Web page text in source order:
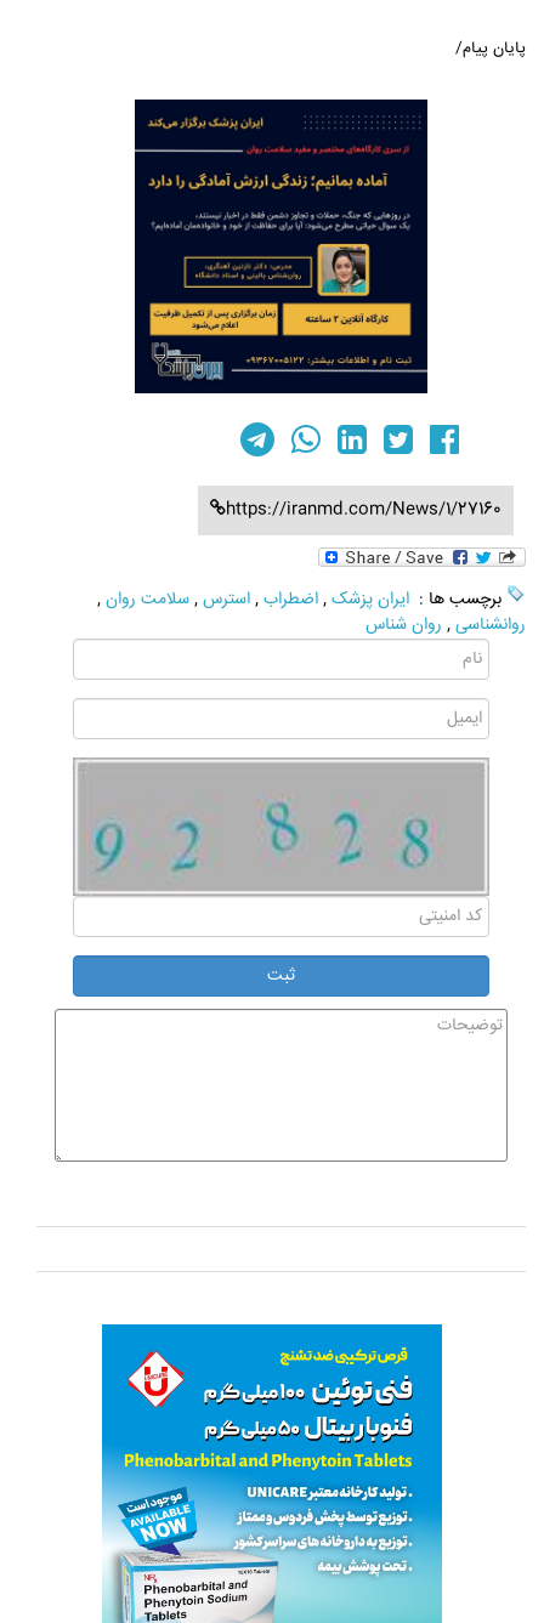
پایان پیام/
https://iranmd.com/News/1/27160
برچسب ها : ایران پزشک,اضطراب,استرس,سلامت روان,
روانشناسی, روان شناس